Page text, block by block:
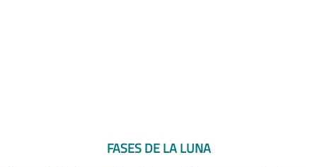
FASES DE LA LUNA